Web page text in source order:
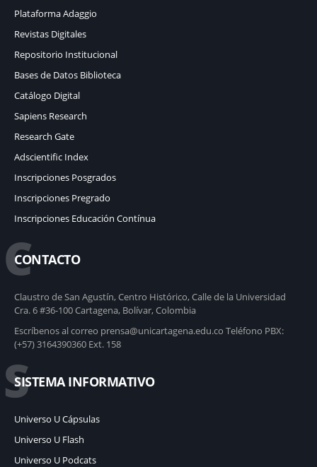
Plataforma Adaggio
Revistas Digitales
Repositorio Institucional
Bases de Datos Biblioteca
Catálogo Digital
Sapiens Research
Research Gate
Adscientific Index
Inscripciones Posgrados
Inscripciones Pregrado
Inscripciones Educación Contínua
C
CONTACTO
Claustro de San Agustín, Centro Histórico, Calle de la Universidad
Cra. 6 #36-100 Cartagena, Bolívar, Colombia
Escríbenos al correo prensa@unicartagena.edu.co Teléfono PBX:
(+57) 3164390360 Ext. 158
S
SISTEMA INFORMATIVO
Universo U Cápsulas
Universo U Flash
Universo U Podcats